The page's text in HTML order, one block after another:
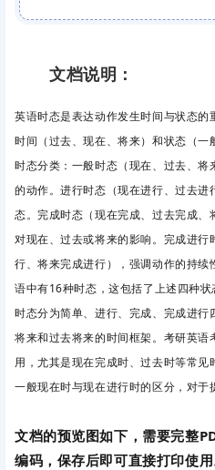
文档说明：
英语时态是表达动作发生时间与状态
时间（过去、现在、将来）和状态（
时态分类 ：一般时态 （现在、过去、
的动作。进行时态 （现在进行、过去
态。完成时态 （现在完成、过去完成
对现在、过去或将来的影响。完成进行
行、将来完成进行），强调动作的持续
语中有16种时态，这包括了上述四种
时态分为简单、进行、完成、完成进行
将来和过去将来的时间框架。考研英
用，尤其是现在完成时、过去时等常
一般现在时与现在进行时的区分，对于
文档的预览图如下，需要完整
编码，保存后即可直接打印使用